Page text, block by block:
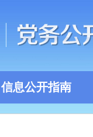
信息公开指南